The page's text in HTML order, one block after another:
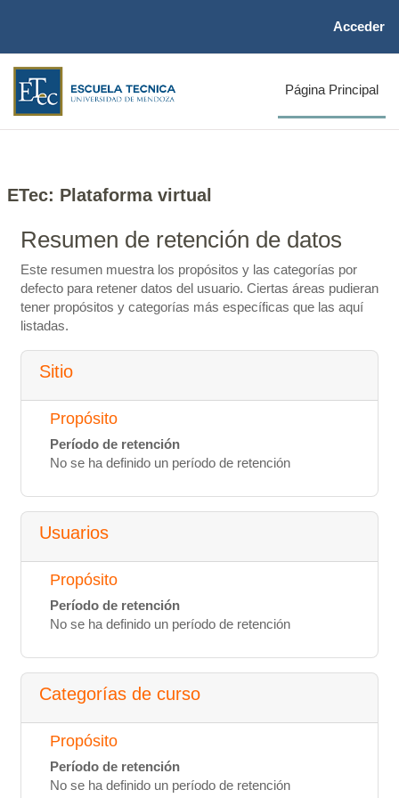
Acceder
Página Principal
ETec: Plataforma virtual
Resumen de retención de datos
Este resumen muestra los propósitos y las categorías por
defecto para retener datos del usuario. Ciertas áreas pudieran
tener propósitos y categorías más específicas que las aquí
listadas.
Sitio
Propósito
Período de retención
No se ha definido un período de retención
Usuarios
Propósito
Período de retención
No se ha definido un período de retención
Categorías de curso
Propósito
Período de retención
No se ha definido un período de retención